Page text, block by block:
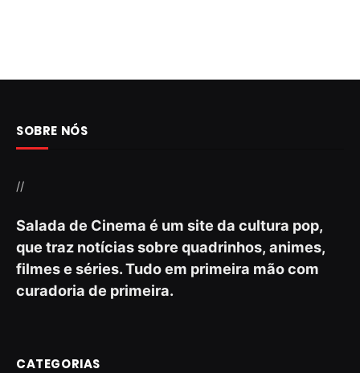
SOBRE NÓS
//
Salada de Cinema é um site da cultura pop,
que traz notícias sobre quadrinhos, animes,
filmes e séries. Tudo em primeira mão com
curadoria de primeira.
CATEGORIAS